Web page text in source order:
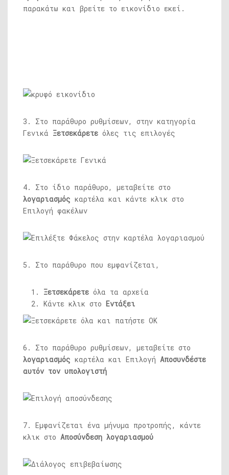
παρακάτω και βρείτε το εικονίδιο εκεί.
3. Στο παράθυρο ρυθμίσεων, στην κατηγορία
Γενικά Ξετσεκάρετε όλες τις επιλογές
4. Στο ίδιο παράθυρο, μεταβείτε στο
λογαριασμός καρτέλα και κάντε κλικ στο
Επιλογή φακέλων
5. Στο παράθυρο που εμφανίζεται,
Ξετσεκάρετε όλα τα αρχεία
Κάντε κλικ στο Εντάξει
6. Στο παράθυρο ρυθμίσεων, μεταβείτε στο
λογαριασμός καρτέλα και Επιλογή Αποσυνδέστε
αυτόν τον υπολογιστή
7. Εμφανίζεται ένα μήνυμα προτροπής, κάντε
κλικ στο Αποσύνδεση λογαριασμού